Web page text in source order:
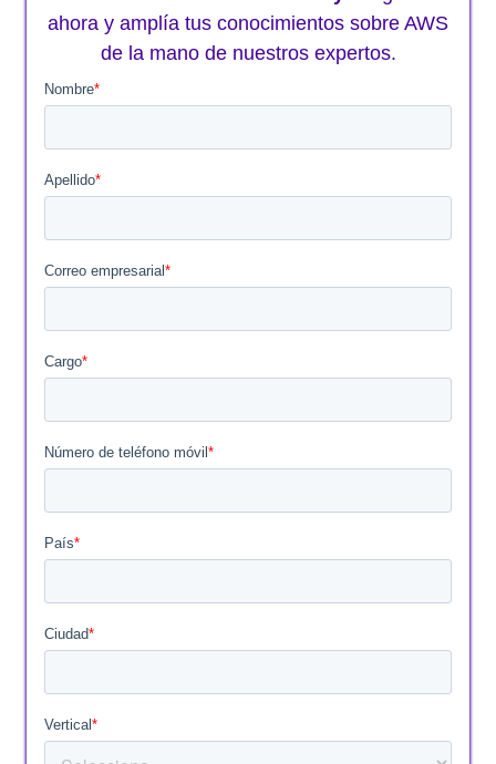
ahora y amplía tus conocimientos sobre AWS
de la mano de nuestros expertos.